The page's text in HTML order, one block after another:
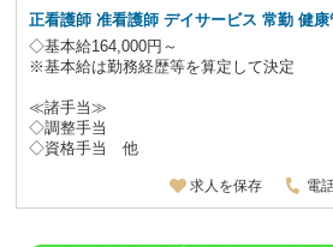
正看護師 准看護師 デイサービス 常勤 健康
◇基本給164,000円～
※基本給は勤務経歴等を算定して決定
≪諸手当≫
◇調整手当
◇資格手当 他
求人を保存 電